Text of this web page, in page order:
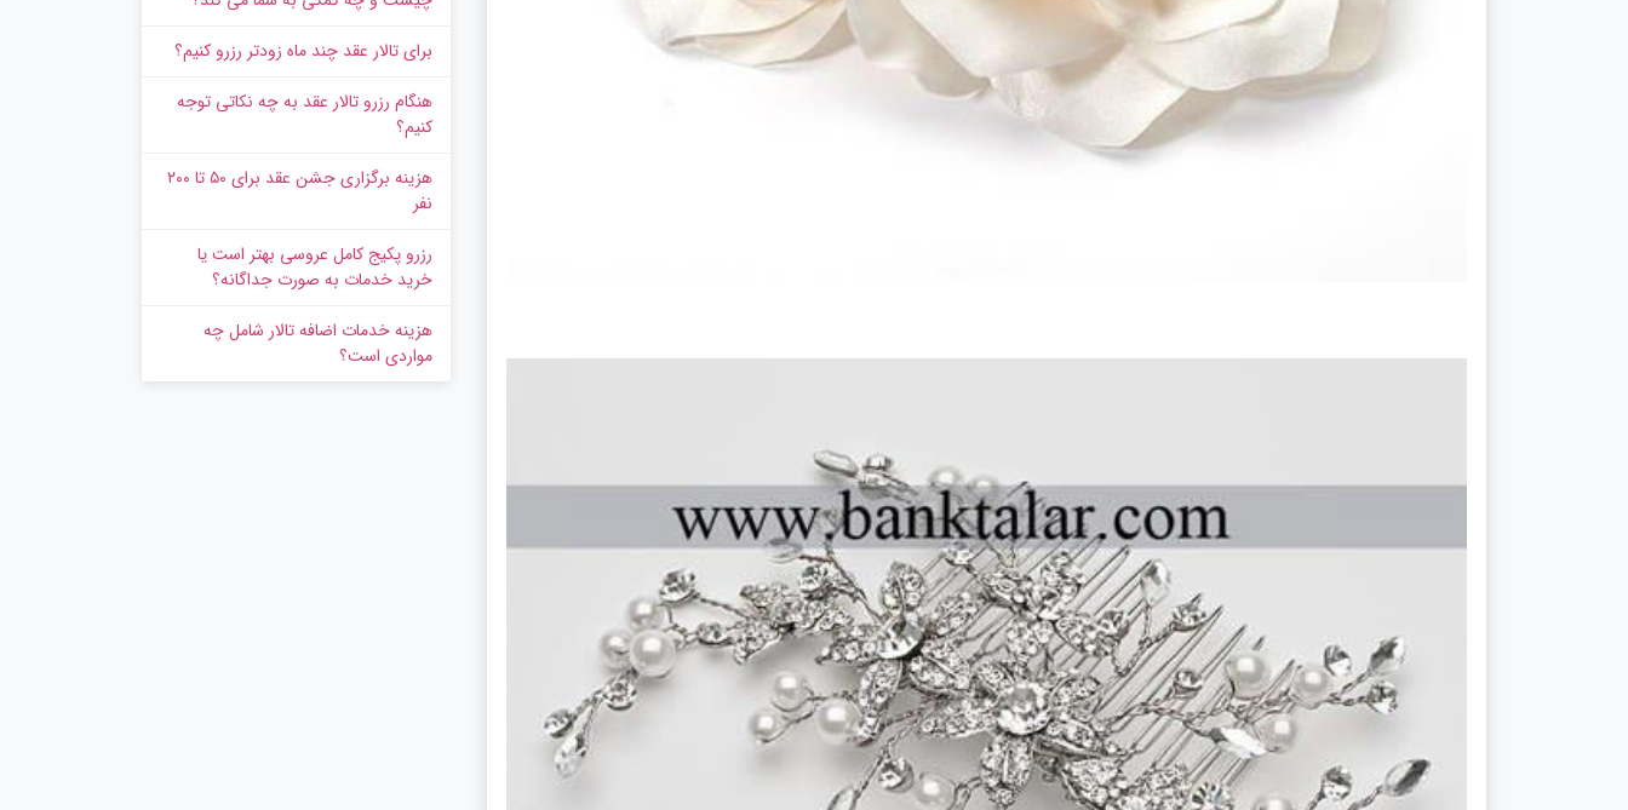
برای تالار عقد چند ماه زودتر رزرو کنیم؟
هنگام رزرو تالار عقد به چه نکاتی توجه
کنیم؟
هزینه برگزاری جشن عقد برای ۵۰ تا ۲۰۰
نفر
رزرو پکیج کامل عروسی بهتر است یا
خرید خدمات به‌ صورت جداگانه؟
هزینه خدمات اضافه تالار شامل چه
مواردی است؟